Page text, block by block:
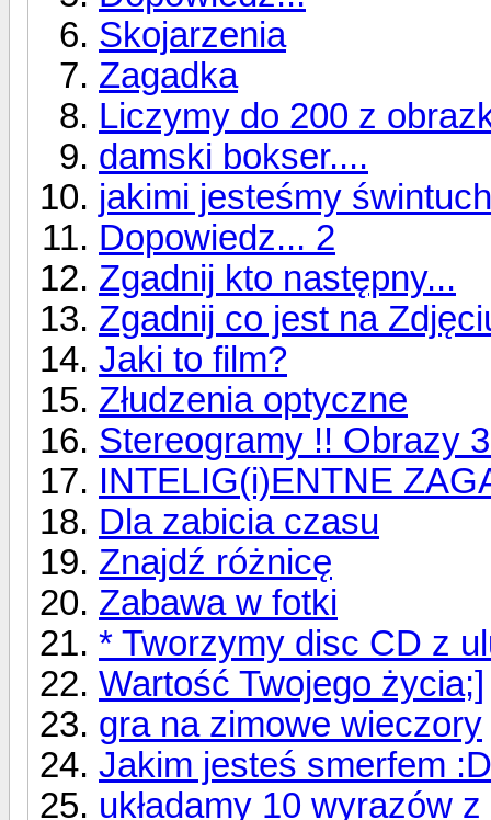
Skojarzenia
Zagadka
Liczymy do 200 z
damski bokser....
jakimi jesteśmy
Dopowiedz... 2
Zgadnij kto następny...
Zgadnij co jest na
Jaki to film?
Złudzenia optyczne
Stereogramy !! Obrazy
INTELIG(i)ENTNE
Dla zabicia czasu
Znajdź różnicę
Zabawa w fotki
* Tworzymy disc CD z
Wartość Twojego życia;]
gra na zimowe wieczory
Jakim jesteś smerfem :D
układamy 10 wyrazów